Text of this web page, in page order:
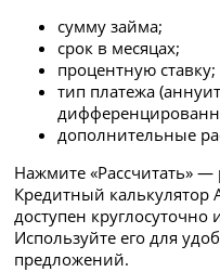
сумму займа;
срок в месяцах;
процентную ставку;
тип платежа
дополнительные
Нажмите «Рассчитать» —
Кредитный калькулятор
доступен круглосуточно
Используйте его для
предложений.